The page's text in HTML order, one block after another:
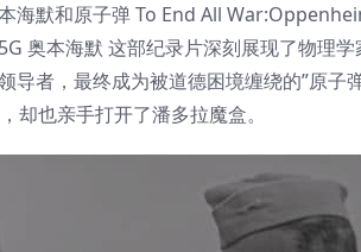
海默和原子弹 To End All
奥本海默 这部纪录片深刻展现了物理
导者，最终成为被道德困境缠绕的”原
却也亲手打开了潘多拉魔盒。